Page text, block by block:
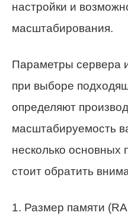
настройки и
масштабирования.
Параметры сервера
при выборе
определяют
масштабируемость
несколько основных
стоит обратить
1. Размер памяти